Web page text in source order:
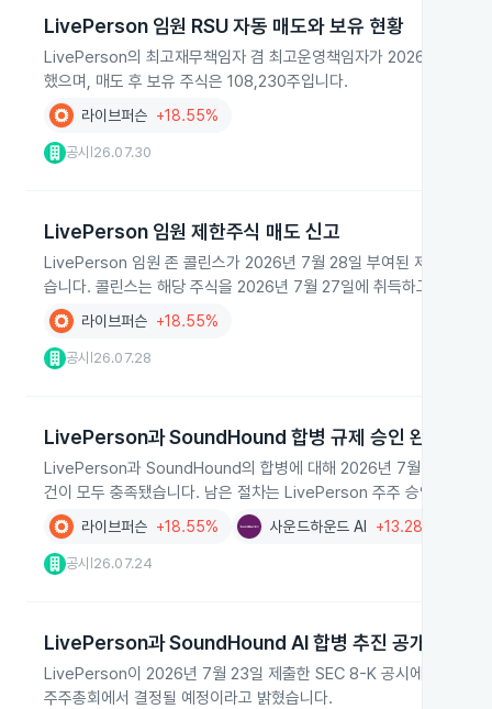
LivePerson 임원 RSU 자동 매도와 보유 현황
LivePerson의 최고재무책임자 겸 최고운영책임자가 2026년 7월
했으며, 매도 후 보유 주식은 108,230주입니다.
라이브퍼슨 +18.55%
공시 26.07.30
LivePerson 임원 제한주식 매도 신고
LivePerson 임원 존 콜린스가 2026년 7월 28일 부여된 제한주식
습니다. 콜린스는 해당 주식을 2026년 7월 27일에 취득하고 1일 이
라이브퍼슨 +18.55%
공시 26.07.28
LivePerson과 SoundHound 합병 규제 승인 완료
LivePerson과 SoundHound의 합병에 대해 2026년 7월 20일 불가
건이 모두 충족됐습니다. 남은 절차는 LivePerson 주주 승인 등 기타
라이브퍼슨 +18.55% 사운드하운드 AI +13.28%
공시 26.07.24
LivePerson과 SoundHound AI 합병 추진 공개
LivePerson이 2026년 7월 23일 제출한 SEC 8-K 공시에서
주주총회에서 결정될 예정이라고 밝혔습니다.